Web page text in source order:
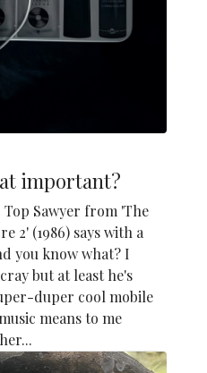
important?
Sawyer from 'The
2' (1986) says with a
you know what? I
but at least he's
duper cool mobile
means to me